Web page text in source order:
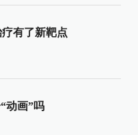
有了新靶点
动画”吗